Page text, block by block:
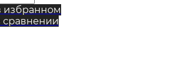
избранном
сравнении